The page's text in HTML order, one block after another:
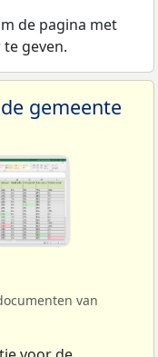
de pagina met
geven.
gemeente
van